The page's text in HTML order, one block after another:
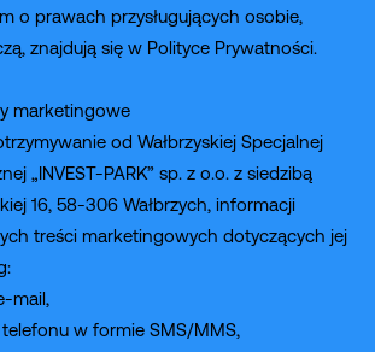
o prawach przysługujących osobie,
znajdują się w Polityce Prywatności.
marketingowe
od Wałbrzyskiej Specjalnej
„INVEST-PARK” sp. z o.o. z siedzibą
16, 58-306 Wałbrzych, informacji
treści marketingowych dotyczących jej
mail,
w formie SMS/MMS,